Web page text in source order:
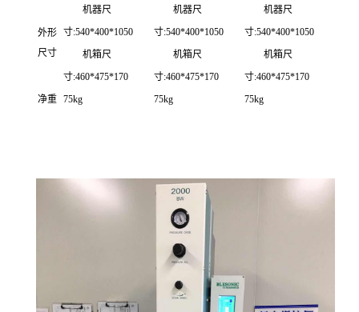
外形
尺寸
机器尺
寸:540*400*1050
机箱尺
寸:460*475*170
机器尺
寸:540*400*1050
机箱尺
寸:460*475*170
机器尺
寸:540*400*1050
机箱尺
寸:460*475*170
净重 75kg 75kg 75kg